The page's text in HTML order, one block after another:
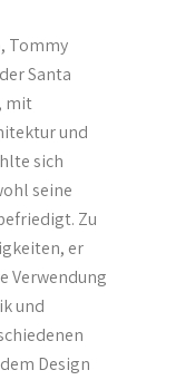
Tommy
Santa
mit
und
sich
seine
Zu
er
Verwendung
und
Design